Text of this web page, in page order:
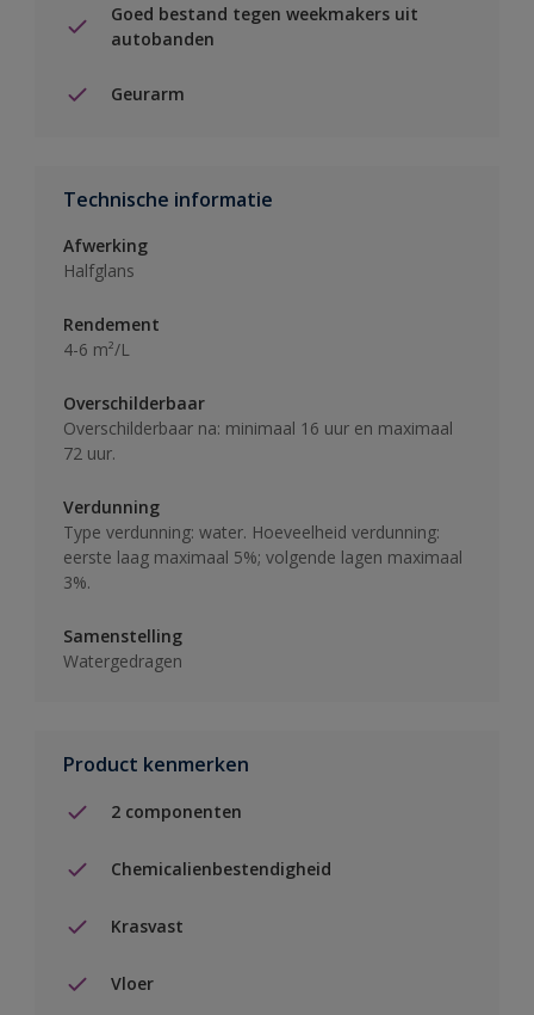
Goed bestand tegen weekmakers uit
autobanden
Geurarm
Technische informatie
Afwerking
Halfglans
Rendement
4-6 m²/L
Overschilderbaar
Overschilderbaar na: minimaal 16 uur en maximaal
72 uur.
Verdunning
Type verdunning: water. Hoeveelheid verdunning:
eerste laag maximaal 5%; volgende lagen maximaal
3%.
Samenstelling
Watergedragen
Product kenmerken
2 componenten
Chemicalienbestendigheid
Krasvast
Vloer